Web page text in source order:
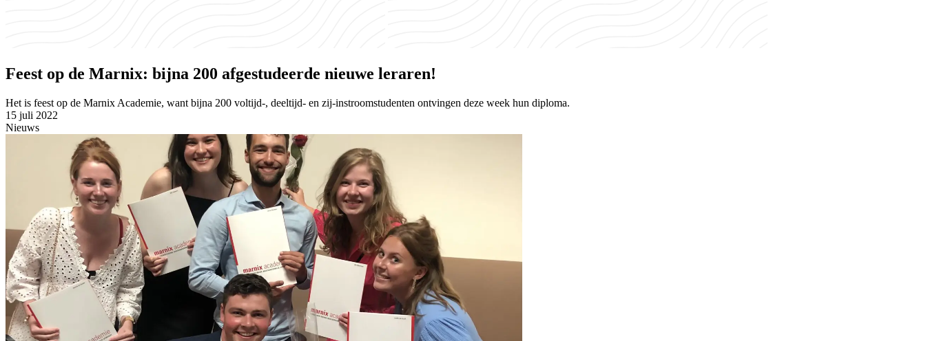
Feest op de Marnix: bijna 200 afgestudeerde nieuwe leraren!
Het is feest op de Marnix Academie, want bijna 200 voltijd-, deeltijd- en zij-instroomstudenten ontvingen deze week hun diploma.
15 juli 2022
Nieuws